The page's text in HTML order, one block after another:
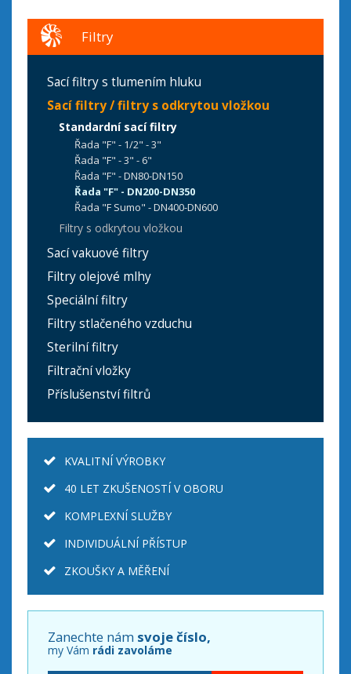
Filtry
Sací filtry s tlumením hluku
Sací filtry / filtry s odkrytou vložkou
Standardní sací filtry
Řada "F" - 1/2" - 3"
Řada "F" - 3" - 6"
Řada "F" - DN80-DN150
Řada "F" - DN200-DN350
Řada "F Sumo" - DN400-DN600
Filtry s odkrytou vložkou
Sací vakuové filtry
Filtry olejové mlhy
Speciální filtry
Filtry stlačeného vzduchu
Sterilní filtry
Filtrační vložky
Příslušenství filtrů
KVALITNÍ VÝROBKY
40 LET ZKUŠENOSTÍ V OBORU
KOMPLEXNÍ SLUŽBY
INDIVIDUÁLNÍ PŘÍSTUP
ZKOUŠKY A MĚŘENÍ
Zanechte nám svoje číslo,
my Vám rádi zavoláme